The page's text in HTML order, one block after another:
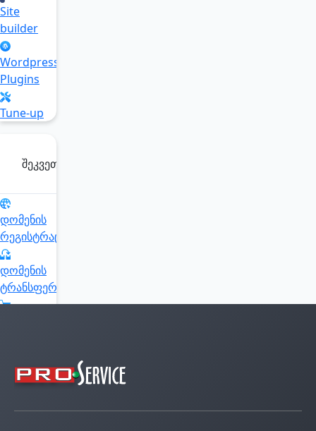
Site
builder
Wordpress
Plugins
Tune-up
შეკვეთა
დომენის
რეგისტრაცია
დომენის
ტრანსფერი